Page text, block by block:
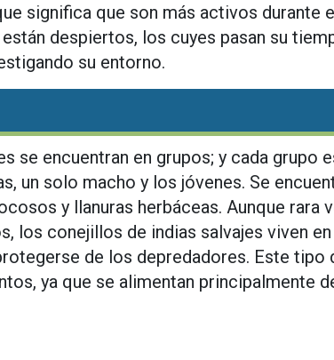
significa que son más activos durante
están despiertos, los cuyes pasan su
su entorno.
se encuentran en grupos; y cada grupo
un solo macho y los jóvenes. Se
y llanuras herbáceas. Aunque rara
los conejillos de indias salvajes viven
de los depredadores. Este tipo
ya que se alimentan principalmente